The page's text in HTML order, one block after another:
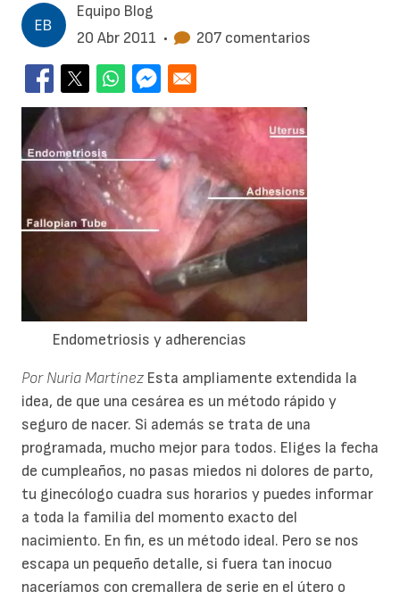
Equipo Blog
20 Abr 2011 • 207 comentarios
Endometriosis y adherencias
Por Nuria Martínez Esta ampliamente extendida la
idea, de que una cesárea es un método rápido y
seguro de nacer. Si además se trata de una
programada, mucho mejor para todos. Eliges la fecha
de cumpleaños, no pasas miedos ni dolores de parto,
tu ginecólogo cuadra sus horarios y puedes informar
a toda la familia del momento exacto del
nacimiento. En fin, es un método ideal. Pero se nos
escapa un pequeño detalle, si fuera tan inocuo
naceríamos con cremallera de serie en el útero o